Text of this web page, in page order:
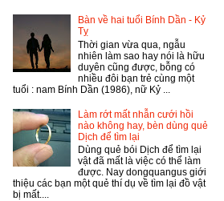
Bàn về hai tuổi Bính Dần - Kỷ
Tỵ
Thời gian vừa qua, ngẫu
nhiên làm sao hay nói là hữu
duyên cũng được, bỗng có
nhiều đôi bạn trẻ cùng một
tuổi : nam Bính Dần (1986), nữ Kỷ ...
Làm rớt mất nhẫn cưới hồi
nào không hay, bèn dùng quẻ
Dịch để tìm lại
Dùng quẻ bói Dịch để tìm lại
vật đã mất là việc có thể làm
được. Nay dongquangus giới
thiệu các bạn một quẻ thí dụ về tìm lại đồ vật
bị mất....